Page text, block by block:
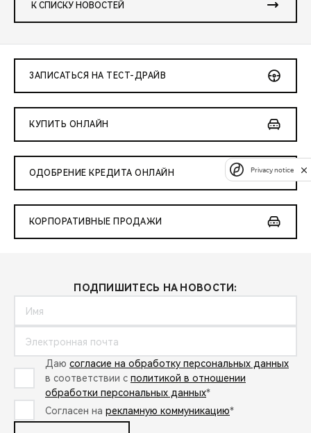
К СПИСКУ НОВОСТЕЙ
ЗАПИСАТЬСЯ НА ТЕСТ-ДРАЙВ
КУПИТЬ ОНЛАЙН
ОДОБРЕНИЕ КРЕДИТА ОНЛАЙН
КОРПОРАТИВНЫЕ ПРОДАЖИ
ПОДПИШИТЕСЬ НА НОВОСТИ:
Даю согласие на обработку персональных данных
в соответствии с политикой в отношении
обработки персональных данных*
Согласен на рекламную коммуникацию*
Privacy notice